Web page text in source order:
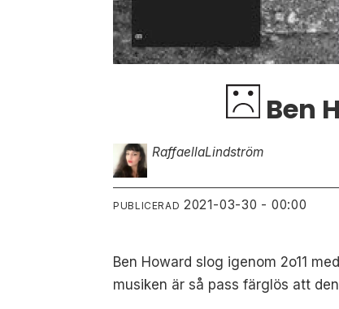
Ben
RaffaellaLindström
PUBLICERAD 2021-03-30 - 00:00
Ben Howard slog igenom 2o11
musiken är så pass färglös att